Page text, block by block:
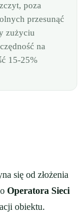
poza
przesunąć
zużyciu
na
15-25%
się od złożenia
Operatora Sieci
obiektu.